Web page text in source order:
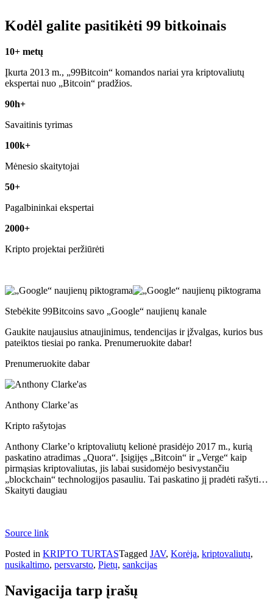
Kodėl galite pasitikėti 99 bitkoinais
10+ metų
Įkurta 2013 m., „99Bitcoin“ komandos nariai yra kriptovaliutų
ekspertai nuo „Bitcoin“ pradžios.
90h+
Savaitinis tyrimas
100k+
Mėnesio skaitytojai
50+
Pagalbininkai ekspertai
2000+
Kripto projektai peržiūrėti
Stebėkite 99Bitcoins savo „Google“ naujienų kanale
Gaukite naujausius atnaujinimus, tendencijas ir įžvalgas, kurios bus
pateiktos tiesiai po ranka. Prenumeruokite dabar!
Prenumeruokite dabar
Anthony Clarke’as
Kripto rašytojas
Anthony Clarke’o kriptovaliutų kelionė prasidėjo 2017 m., kurią
paskatino atradimas „Quora“. Įsigijęs „Bitcoin“ ir „Verge“ kaip
pirmąsias kriptovaliutas, jis labai susidomėjo besivystančiu
„blockchain“ technologijos pasauliu. Tai paskatino jį pradėti rašyti…
Skaityti daugiau
Source link
Posted in KRIPTO TURTASTagged JAV, Korėja, kriptovaliutų,
nusikaltimo, persvarsto, Pietų, sankcijas
Navigacija tarp įrašų